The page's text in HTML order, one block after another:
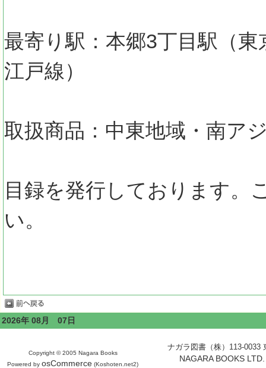
最寄り駅：本郷3丁目駅（
江戸線）
取扱商品：中東地域・南
目録を発行しております。
い。
2026年 08月 07日
Copyright © 2005 Nagara Books
Powered by osCommerce (Koshoten.net2)
ナガラ図書（株）113-
NAGARA BOOKS